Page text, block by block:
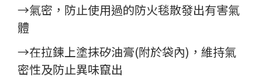
→氣密，防止使用過的防火毯散發出有害氣
體
→在拉鍊上塗抹矽油膏(附於袋內)，維持氣
密性及防止異味竄出